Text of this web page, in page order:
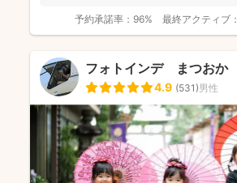
予約承諾率： 96% 最終アクティブ：
フォトインデ まつおか
4.9 (531)男性